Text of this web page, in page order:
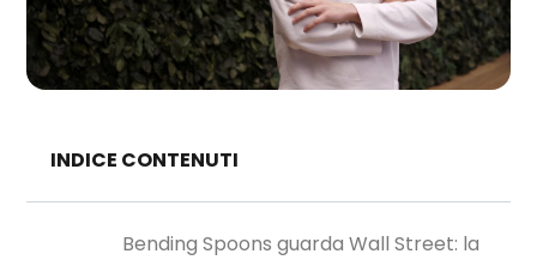
INDICE CONTENUTI
Bending Spoons guarda Wall Street: la